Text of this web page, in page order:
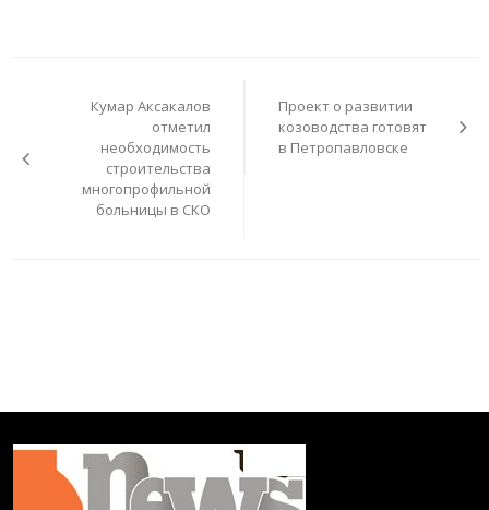
Кумар Аксакалов
отметил
необходимость
строительства
многопрофильной
больницы в СКО
Проект о развитии
козоводства готовят
в Петропавловске